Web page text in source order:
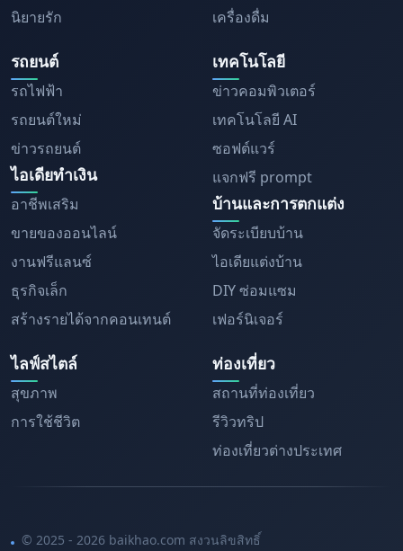
นิยายรัก
เครื่องดื่ม
รถยนต์
รถไฟฟ้า
รถยนต์ใหม่
ข่าวรถยนต์
ไอเดียทำเงิน
อาชีพเสริม
ขายของออนไลน์
งานฟรีแลนซ์
ธุรกิจเล็ก
สร้างรายได้จากคอนเทนต์
เทคโนโลยี
ข่าวคอมพิวเตอร์
เทคโนโลยี AI
ซอฟต์แวร์
แจกฟรี prompt
บ้านและการตกแต่ง
จัดระเบียบบ้าน
ไอเดียแต่งบ้าน
DIY ซ่อมแซม
เฟอร์นิเจอร์
ไลฟ์สไตล์
สุขภาพ
การใช้ชีวิต
ท่องเที่ยว
สถานที่ท่องเที่ยว
รีวิวทริป
ท่องเที่ยวต่างประเทศ
© 2025 - 2026 baikhao.com สงวนลิขสิทธิ์